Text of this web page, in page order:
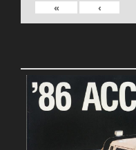
›
»